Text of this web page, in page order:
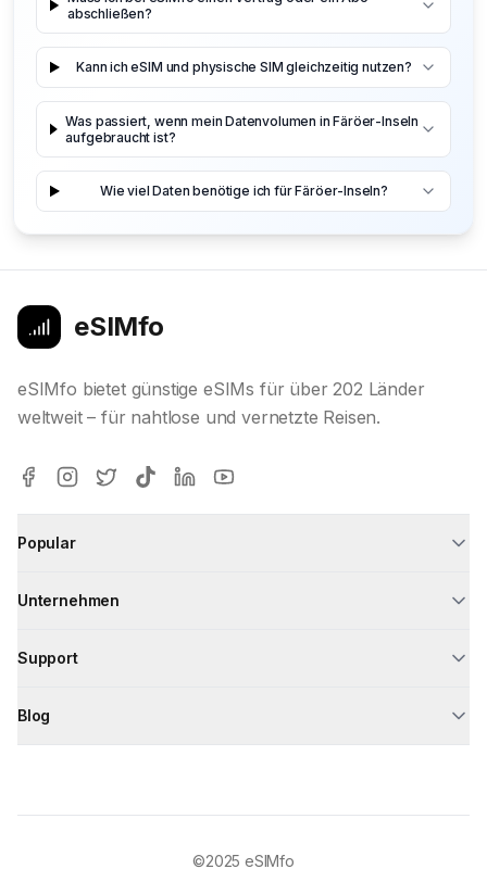
abschließen?
Kann ich eSIM und physische SIM gleichzeitig nutzen?
Was passiert, wenn mein Datenvolumen in Färöer-Inseln
aufgebraucht ist?
Wie viel Daten benötige ich für Färöer-Inseln?
eSIMfo
eSIMfo bietet günstige eSIMs für über 202 Länder
weltweit – für nahtlose und vernetzte Reisen.
Popular
Unternehmen
Support
Blog
©2025 eSIMfo